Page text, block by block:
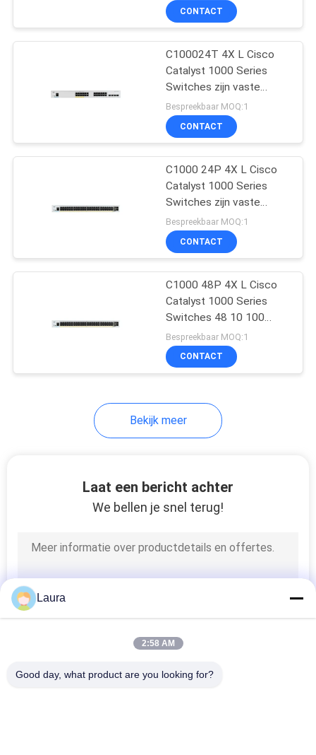
Huawei-OSN
Cisco-
Routermodules
Cisco-Voeding
160
Cisco ASA
Rekserver
krachtige en
betrouwbare netwerk
CONTACT
C100024T 4X L Cisco
Catalyst 1000 Series
Switches zijn vaste
beheerde Gigabit
Ethernet enterprise-
class Layer 2 switches
Bespreekbaar MOQ:1
CONTACT
C1000 24P 4X L Cisco
Catalyst 1000 Series
Switches zijn vaste
beheerde Gigabit
Ethernet enterprise-
class Layer 2 switches
Bespreekbaar MOQ:1
CONTACT
C1000 48P 4X L Cisco
Catalyst 1000 Series
Switches 48 10 100
1000 Ethernet PoE+-
poorten
Bespreekbaar MOQ:1
CONTACT
Bekijk meer
Laat een bericht achter
We bellen je snel terug!
Laura
2:58 AM
Good day, what product are you looking for?